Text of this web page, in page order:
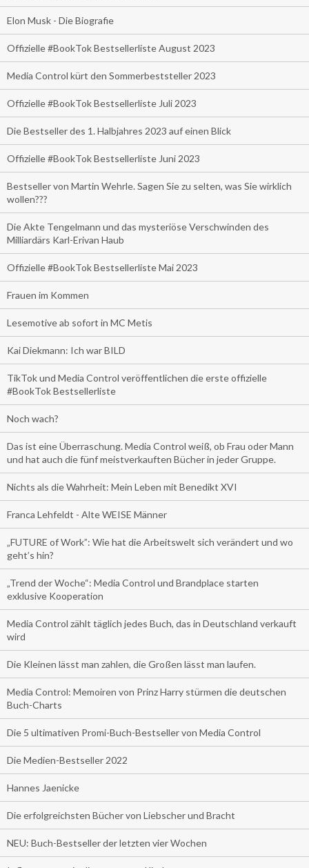
Elon Musk - Die Biografie
Offizielle #BookTok Bestsellerliste August 2023
Media Control kürt den Sommerbeststeller 2023
Offizielle #BookTok Bestsellerliste Juli 2023
Die Bestseller des 1. Halbjahres 2023 auf einen Blick
Offizielle #BookTok Bestsellerliste Juni 2023
Bestseller von Martin Wehrle. Sagen Sie zu selten, was Sie wirklich
wollen???
Die Akte Tengelmann und das mysteriöse Verschwinden des
Milliardärs Karl-Erivan Haub
Offizielle #BookTok Bestsellerliste Mai 2023
Frauen im Kommen
Lesemotive ab sofort in MC Metis
Kai Diekmann: Ich war BILD
TikTok und Media Control veröffentlichen die erste offizielle
#BookTok Bestsellerliste
Noch wach?
Das ist eine Überraschung. Media Control weiß, ob Frau oder Mann
und hat auch die fünf meistverkauften Bücher in jeder Gruppe.
Nichts als die Wahrheit: Mein Leben mit Benedikt XVI
Franca Lehfeldt - Alte WEISE Männer
„FUTURE of Work”: Wie hat die Arbeitswelt sich verändert und wo
geht’s hin?
„Trend der Woche“: Media Control und Brandplace starten
exklusive Kooperation
Media Control zählt täglich jedes Buch, das in Deutschland verkauft
wird
Die Kleinen lässt man zahlen, die Großen lässt man laufen.
Media Control: Memoiren von Prinz Harry stürmen die deutschen
Buch-Charts
Die 5 ultimativen Promi-Buch-Bestseller von Media Control
Die Medien-Bestseller 2022
Hannes Jaenicke
Die erfolgreichsten Bücher von Liebscher und Bracht
NEU: Buch-Bestseller der letzten vier Wochen